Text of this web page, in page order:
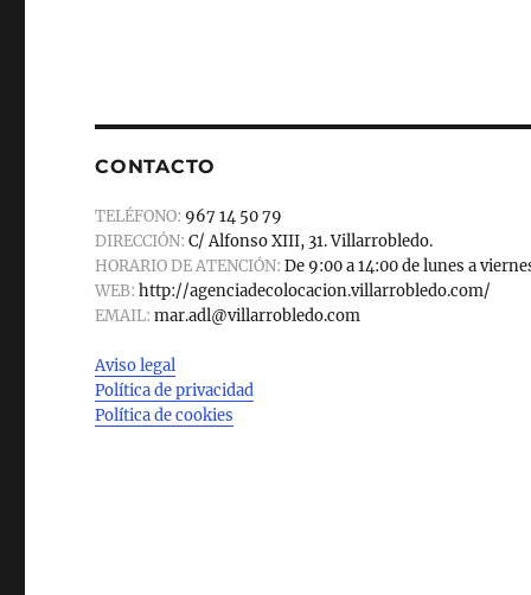
CONTACTO
TELÉFONO: 967 14 50 79
DIRECCIÓN: C/ Alfonso XIII, 31. Villarrobledo.
HORARIO DE ATENCIÓN: De 9:00 a 14:00 de lunes a
WEB: http://agenciadecolocacion.villarrobledo.com/
EMAIL: mar.adl@villarrobledo.com
Aviso legal
Política de privacidad
Política de cookies